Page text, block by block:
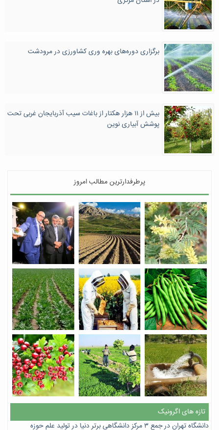
برگزاری دوره‌های بهره وری کشاورزی در مرودشت
بیش از ۱۱ هزار هکتار از باغات سیب آذربایجان غربی تحت
پوشش آبیاری نوین
پرطرفدارترین مطالب امروز
تازه های اگرونیک
دانشگاه تهران در جمع ۳ مرکز دانشگاهی برتر دنیا در تولید علم حوزه